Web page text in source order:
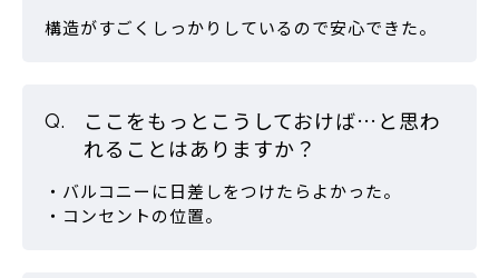
構造がすごくしっかりしているので安心できた。
ここをもっとこうしておけば…と思わ
れることはありますか？
・バルコニーに日差しをつけたらよかった。
・コンセントの位置。